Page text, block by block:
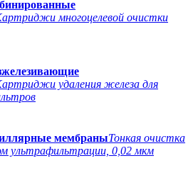
многоцелевой очистки
удаления железа для
мембраныТонкая очистка
ультрафильтрации, 0,02 мкм